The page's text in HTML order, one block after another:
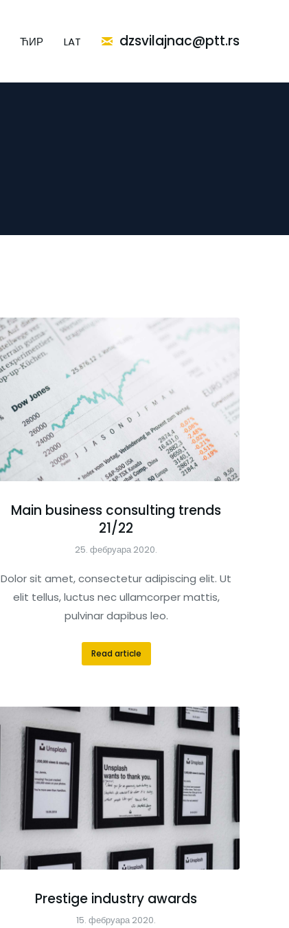
ЋИР LAT dzsvilajnac@ptt.rs
Main business consulting trends
21/22
25. фебруара 2020.
Dolor sit amet, consectetur adipiscing elit. Ut
elit tellus, luctus nec ullamcorper mattis,
pulvinar dapibus leo.
Read article
Prestige industry awards
15. фебруара 2020.